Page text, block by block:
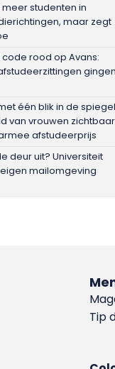
meer studenten in
maar zegt
rood op Avans:
gingen
één blik in de spiegel
van vrouwen zichtbaar
afstudeerprijs
deur uit? Universiteit
mailomgeving
Tip